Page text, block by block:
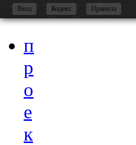
Вход Кодекс Правила
-
п
р
о
е
к